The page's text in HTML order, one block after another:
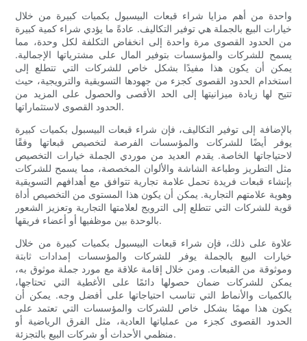
واحدة من أهم مزايا شراء قبعات البيسبول بكميات كبيرة من خلال
خيارات البيع بالجملة هي توفير التكاليف. عادةً ما يؤدي شراء كمية كبيرة
من الحدود القصوى مرة واحدة إلى انخفاض التكلفة لكل وحدة، مما
يسمح للشركات والمؤسسات بتوفير المال على مشترياتها الإجمالية.
يمكن أن يكون هذا مفيدًا بشكل خاص للشركات التي تتطلع إلى
استخدام الحدود القصوى كجزء من جهودها التسويقية والترويجية، حيث
تتيح لها زيادة ميزانيتها إلى الحد الأقصى والحصول على المزيد من
الحدود القصوى لاستثماراتها.
بالإضافة إلى توفير التكاليف، فإن شراء قبعات البيسبول بكميات كبيرة
يوفر أيضًا للشركات والمؤسسات الفرصة لتخصيص قبعاتها وفقًا
لاحتياجاتها الخاصة. يقدم العديد من موردي الجملة خيارات التخصيص
مثل التطريز وطباعة الشاشة والألوان المخصصة، مما يسمح للشركات
بإنشاء قبعات فريدة تحمل علامة تجارية تتوافق مع أهدافهم التسويقية
وهوية علامتهم التجارية. يمكن أن يكون هذا المستوى من التخصيص أداة
قوية للشركات التي تتطلع إلى الترويج لعلامتها التجارية وتعزيز الشعور
بالوحدة بين موظفيها أو أعضاء فريقها.
علاوة على ذلك، فإن شراء قبعات البيسبول بكميات كبيرة من خلال
خيارات البيع بالجملة يوفر للشركات والمؤسسات إمدادات ثابتة
وموثوقة من القبعات. ومن خلال إقامة علاقة مع مورد جملة موثوق به،
يمكن للشركات ضمان حصولها دائمًا على الأغطية التي تحتاجها،
بالكميات والأنماط التي تناسب احتياجاتها على أفضل وجه. يمكن أن
يكون هذا مهمًا بشكل خاص للشركات والمؤسسات التي تعتمد على
الحدود القصوى كجزء من عملياتها العادية، مثل الفرق الرياضية أو
منظمي الأحداث أو شركات البيع بالتجزئة.